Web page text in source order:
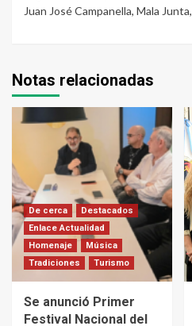
Juan José Campanella, Mala Junta,
Notas relacionadas
De cerca
Destacados
Enlace Actualidad
Homenaje
Música
Tradiciones
Turismo
Se anunció Primer
Festival Nacional del